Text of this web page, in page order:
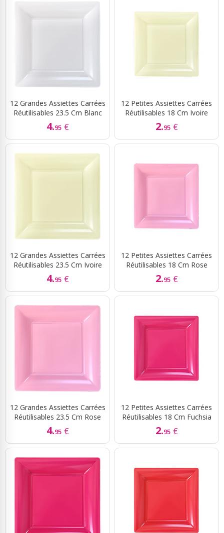
12 Grandes Assiettes Carrées
Réutilisables 23.5 Cm Blanc
4.95 €
12 Petites Assiettes Carrées
Réutilisables 18 Cm Ivoire
2.95 €
12 Grandes Assiettes Carrées
Réutilisables 23.5 Cm Ivoire
4.95 €
12 Petites Assiettes Carrées
Réutilisables 18 Cm Rose
2.95 €
12 Grandes Assiettes Carrées
Réutilisables 23.5 Cm Rose
4.95 €
12 Petites Assiettes Carrées
Réutilisables 18 Cm Fuchsia
2.95 €